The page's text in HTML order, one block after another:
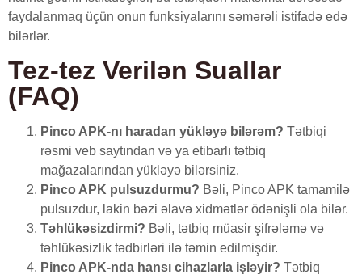
faydalanmaq üçün onun funksiyalarını səmərəli istifadə edə
bilərlər.
Tez-tez Verilən Suallar
(FAQ)
Pinco APK-nı haradan yükləyə bilərəm? Tətbiqi
rəsmi veb saytından və ya etibarlı tətbiq
mağazalarından yükləyə bilərsiniz.
Pinco APK pulsuzdurmu? Bəli, Pinco APK tamamilə
pulsuzdur, lakin bəzi əlavə xidmətlər ödənişli ola bilər.
Təhlükəsizdirmi? Bəli, tətbiq müasir şifrələmə və
təhlükəsizlik tədbirləri ilə təmin edilmişdir.
Pinco APK-nda hansı cihazlarla işləyir? Tətbiq